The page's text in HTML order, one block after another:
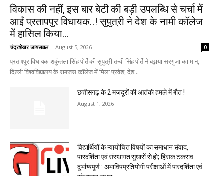
विकास की नहीं, इस बार बेटी की बड़ी उपलब्धि से चर्चा में
आईं प्रतापपुर विधायक..! सुपुत्री ने देश के नामी कॉलेज
में हासिल किया...
चंद्रशेखर जायसवाल - August 5, 2026 0
प्रतापपुर विधायक शकुंतला सिंह पोर्ते की सुपुत्री तन्वी सिंह पोर्ते ने बढ़ाया सरगुजा का मान,
दिल्ली विश्वविद्यालय के रामजस कॉलेज में मिला प्रवेश, देश...
छत्तीसगढ़ के 2 मजदूरों की आतंकी हमले में मौत !
August 1, 2026
विद्यार्थियों के न्यायोचित विषयों का समाधान संवाद,
पारदर्शिता एवं संस्थागत सुधारों से हो; हिंसक टकराव
दुर्भाग्यपूर्ण : अभाविपप्रतियोगी परीक्षाओं में पारदर्शिता एवं